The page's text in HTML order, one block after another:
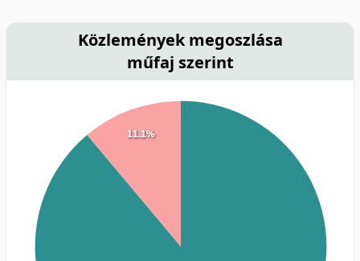
Közlemények megoszlása
műfaj szerint
11.1%